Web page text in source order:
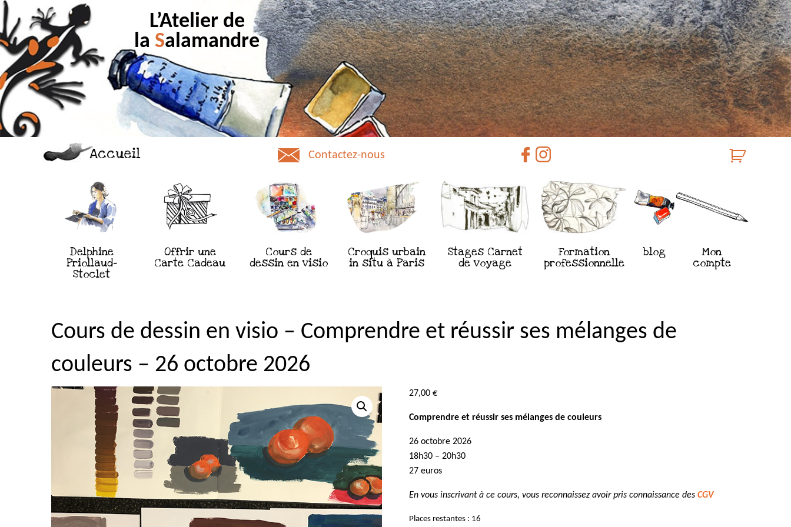
L’Atelier de
la Salamandre
Accueil Contactez-nous
Delphine
Priollaud-
Stoclet
Offrir une
Carte Cadeau
Cours de
dessin en visio
Croquis urbain
in situ à Paris
Stages Carnet
de voyage
Formation
professionnelle
blog
Mon
compte
Cours de dessin en visio – Comprendre et réussir ses mélanges de
couleurs – 26 octobre 2026
27,00€
Comprendre et réussir ses mélanges de couleurs
26 octobre 2026
18h30 – 20h30
27 euros
En vous inscrivant à ce cours, vous reconnaissez avoir pris connaissance desCGV
Places restantes : 16